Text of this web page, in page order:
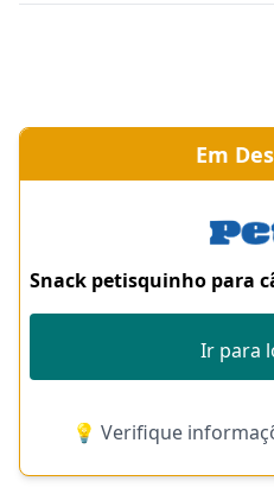
Em
Snack petisquinho para
Ir para
💡 Verifique